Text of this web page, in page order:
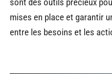
mises en place et garantir
entre les besoins et les